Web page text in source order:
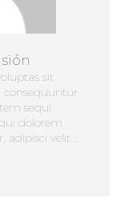
sit
consequuntur
sequi
dolorem
adipisci velit...